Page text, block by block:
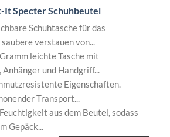
It Specter Schuhbeutel
Schuhtasche für das
verstauen von...
leichte Tasche mit
und Handgriff...
Eigenschaften.
Transport...
aus dem Beutel, sodass
Gepäck...